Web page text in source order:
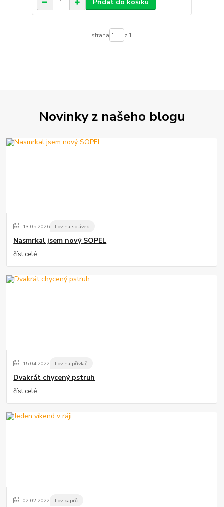
strana z 1
Novinky z našeho blogu
13.05.2026 Lov na splávek
Nasmrkal jsem nový SOPEL
číst celé
15.04.2022 Lov na přívlač
Dvakrát chycený pstruh
číst celé
02.02.2022 Lov kaprů